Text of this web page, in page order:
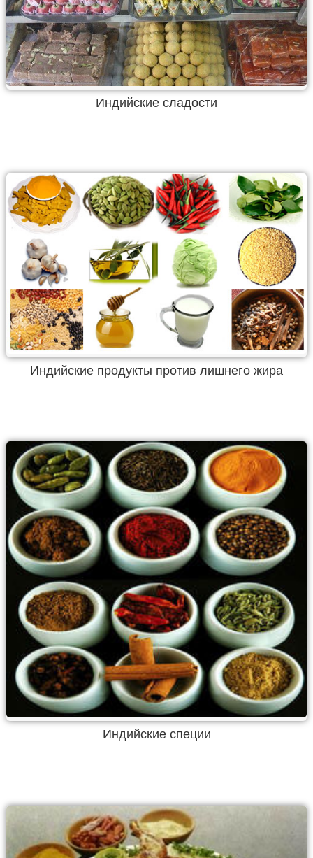
Индийские сладости
Индийские продукты против лишнего жира
Индийские специи